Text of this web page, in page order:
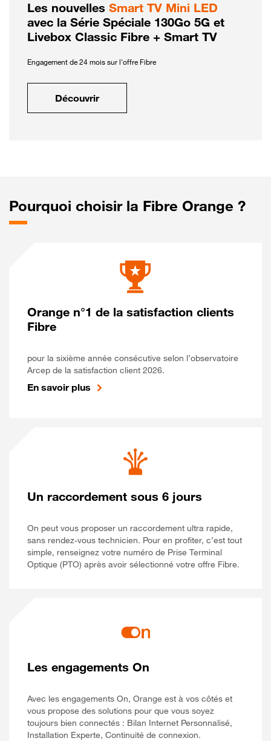
Les nouvelles Smart TV Mini LED
avec la Série Spéciale 130Go 5G et
Livebox Classic Fibre + Smart TV
Engagement de 24 mois sur l'offre Fibre
Découvrir
Pourquoi choisir la Fibre Orange ?
Orange n°1 de la satisfaction clients
Fibre
pour la sixième année consécutive selon l’observatoire
Arcep de la satisfaction client 2026.
En savoir plus
Un raccordement sous 6 jours
On peut vous proposer un raccordement ultra rapide,
sans rendez-vous technicien. Pour en profiter, c’est tout
simple, renseignez votre numéro de Prise Terminal
Optique (PTO) après avoir sélectionné votre offre Fibre.
Les engagements On
Avec les engagements On, Orange est à vos côtés et
vous propose des solutions pour que vous soyez
toujours bien connectés : Bilan Internet Personnalisé,
Installation Experte, Continuité de connexion.